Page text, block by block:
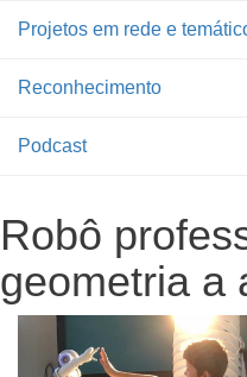
Projetos em rede e
Reconhecimento
Podcast
Robô
geometria a